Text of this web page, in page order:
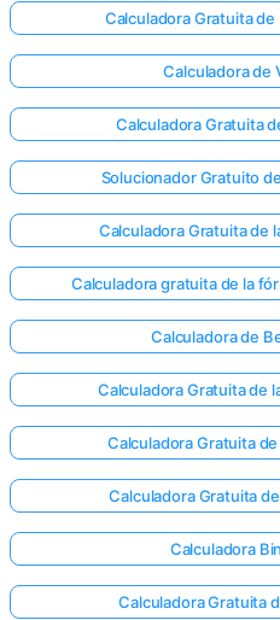
Calculadora Gratuita
Calculadora de
Calculadora Gratuita
Solucionador Gratuito
Calculadora Gratuita de
Calculadora gratuita de la
Calculadora de
Calculadora Gratuita de
Calculadora Gratuita
Calculadora Gratuita
Calculadora
Calculadora Gratuita